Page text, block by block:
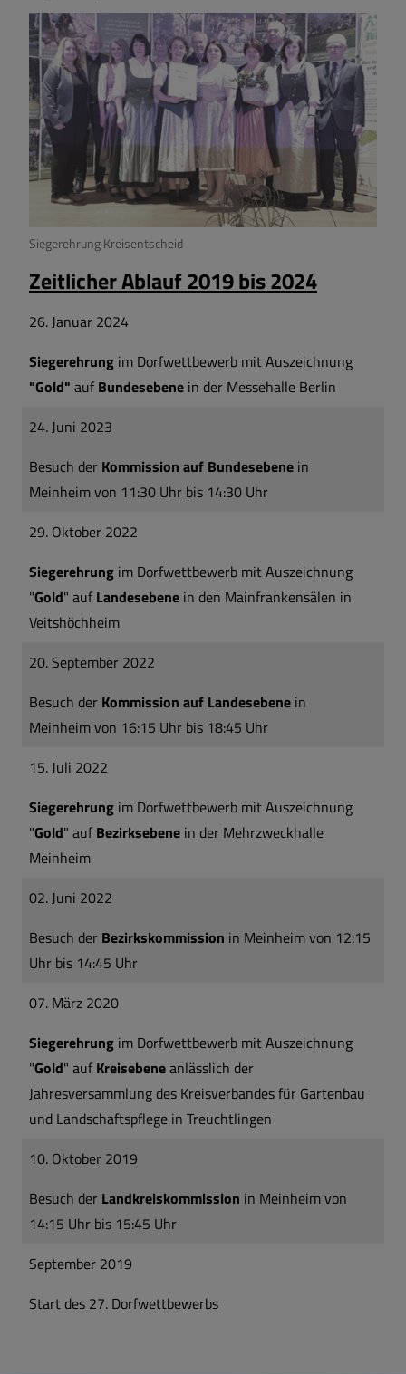
Siegerehrung Kreisentscheid
Zeitlicher Ablauf 2019 bis 2024
26. Januar 2024
Siegerehrung im Dorfwettbewerb mit Auszeichnung
"Gold" auf Bundesebene in der Messehalle Berlin
24. Juni 2023
Besuch der Kommission auf Bundesebene in
Meinheim von 11:30 Uhr bis 14:30 Uhr
29. Oktober 2022
Siegerehrung im Dorfwettbewerb mit Auszeichnung
"Gold" auf Landesebene in den Mainfrankensälen in
Veitshöchheim
20. September 2022
Besuch der Kommission auf Landesebene in
Meinheim von 16:15 Uhr bis 18:45 Uhr
15. Juli 2022
Siegerehrung im Dorfwettbewerb mit Auszeichnung
"Gold" auf Bezirksebene in der Mehrzweckhalle
Meinheim
02. Juni 2022
Besuch der Bezirkskommission in Meinheim von 12:15
Uhr bis 14:45 Uhr
07. März 2020
Siegerehrung im Dorfwettbewerb mit Auszeichnung
"Gold" auf Kreisebeneanlässlich der
Jahresversammlung des Kreisverbandes für Gartenbau
und Landschaftspflege in Treuchtlingen
10. Oktober 2019
Besuch der Landkreiskommission in Meinheim von
14:15 Uhr bis 15:45 Uhr
September 2019
Start des 27. Dorfwettbewerbs